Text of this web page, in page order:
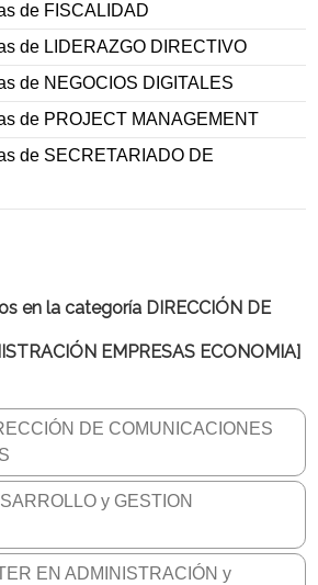
de FISCALIDAD
de LIDERAZGO DIRECTIVO
de NEGOCIOS DIGITALES
de PROJECT MANAGEMENT
de SECRETARIADO DE
en la categoría DIRECCIÓN DE
EMPRESAS ECONOMIA]
DE COMUNICACIONES
y GESTION
EN ADMINISTRACIÓN y